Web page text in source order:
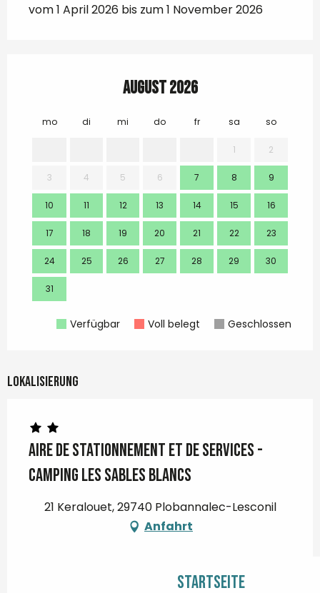
Startseite
vom 1 April 2026 bis zum 1 November 2026
August 2026
mo di mi do fr sa so
1 2
3 4 5 6 7 8 9
10 11 12 13 14 15 16
17 18 19 20 21 22 23
24 25 26 27 28 29 30
31
Verfügbar Voll belegt Geschlossen
Lokalisierung
Aire de stationnement et de services -
Camping Les Sables Blancs
21 Keralouet, 29740 Plobannalec-Lesconil
Anfahrt